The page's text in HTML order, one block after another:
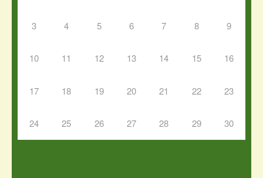
3 4 5 6 7 8 9
10 11 12 13 14 15 16
17 18 19 20 21 22 23
24 25 26 27 28 29 30